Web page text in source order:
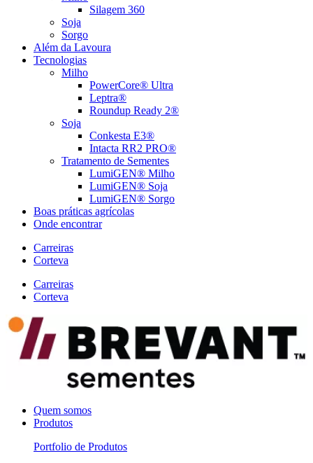
Silagem 360
Soja
Sorgo
Além da Lavoura
Tecnologias
Milho
PowerCore® Ultra
Leptra®
Roundup Ready 2®
Soja
Conkesta E3®
Intacta RR2 PRO®
Tratamento de Sementes
LumiGEN® Milho
LumiGEN® Soja
LumiGEN® Sorgo
Boas práticas agrícolas
Onde encontrar
Carreiras
Corteva
Carreiras
Corteva
Quem somos
Produtos
Portfolio de Produtos